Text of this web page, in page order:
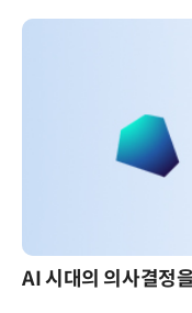
AI 시대의 의사결정을 바꾸는 수리최적화(Optimization): 실제 산업 적용 사례와 활용 전략